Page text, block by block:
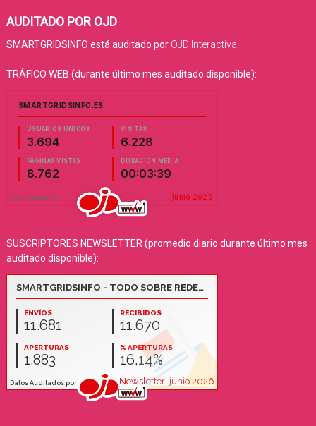
AUDITADO POR OJD
SMARTGRIDSINFO está auditado por OJD Interactiva
TRÁFICO WEB (durante último mes auditado disponible):
SUSCRIPTORES NEWSLETTER (promedio diario durante último mes
auditado disponible):